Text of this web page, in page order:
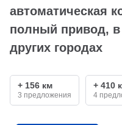
автоматическая
полный привод, в
других городах
+ 156 км
3 предложения
+ 410
4